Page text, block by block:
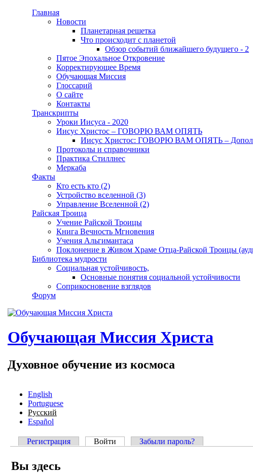
Перейти к основному содержанию
Main menu
Главная
Новости
Планетарная решетка
Что происходит с планетой
Обзор событий ближайшего будущего - 2
Пятое Эпохальное Откровение
Корректирующее Время
Обучающая Миссия
Глоссарий
О сайте
Контакты
Транскрипты
Уроки Иисуса - 2020
Иисус Христос – ГОВОРЮ ВАМ ОПЯТЬ
Иисус Христос: ГОВОРЮ ВАМ ОПЯТЬ –
Протоколы и справочники
Практика Стиллнес
Меркаба
Факты
Кто есть кто (2)
Устройство вселенной (3)
Управление Вселенной (2)
Райская Троица
Учение Райской Троицы
Книга Вечность Мгновения
Учения Альгимантаса
Поклонение в Живом Храме Отца-Райской Троицы
Библиотека мудрости
Социальная устойчивость,
Основные понятия социальной устойчивости
Соприкосновение взглядов
Форум
Обучающая Миссия Христа
Духовное обучение из космоса
English
Portuguese
Русский
Español
Регистрация Войти (активная вкладка)
Забыли пароль?
Вы здесь